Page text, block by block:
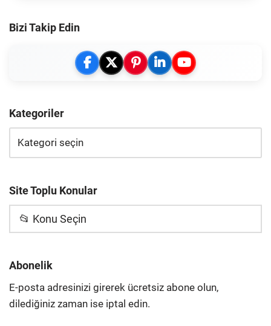
Bizi Takip Edin
Kategoriler
Site Toplu Konular
📂 Konu Seçin
Abonelik
E-posta adresinizi girerek ücretsiz abone olun,
dilediğiniz zaman ise iptal edin.